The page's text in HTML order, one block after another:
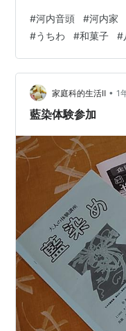
盆踊りや 八尾市の特
開きました。 「利根
ご披露下さいますと
采、笑顔でいっぱい
気に包まれました。
家菊水丸さん、三条
#河内音頭 #河内家
#うちわ #和菓子 #
家庭科的生活Ⅱ • 1
藍染体験参加